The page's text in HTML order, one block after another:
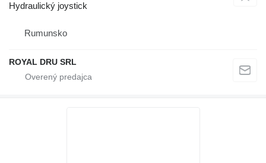
Hydraulický joystick
Rumunsko
ROYAL DRU SRL